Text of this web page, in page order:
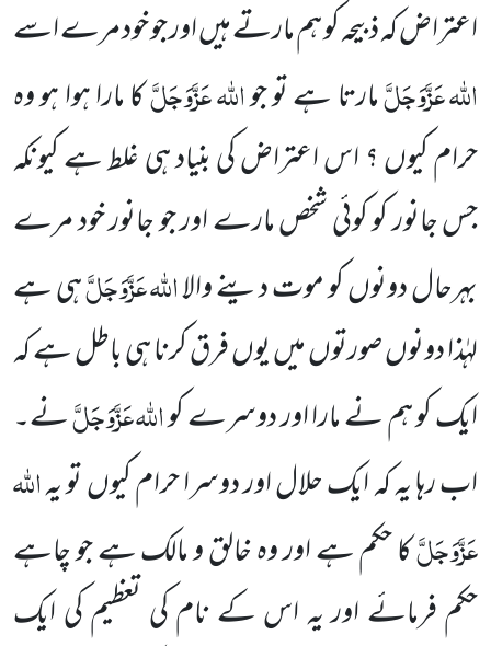
اعتراض کہ ذبیحہ کو ہم مارتے ہیں اور جو خود مرے اسے
اللہعَزَّوَجَلَّمارتا ہے تو جواللہعَزَّوَجَلَّکا مارا ہوا ہو وہ
حرام کیوں ؟ اس اعتراض کی بنیاد ہی غلط ہے کیونکہ
جس جانور کو کوئی شخص مارے اور جو جانور خود مرے
بہرحال دونوں کو موت دینے والااللہعَزَّوَجَلَّہی ہے
لہٰذا دونوں صورتوں میں یوں فرق کرنا ہی باطل ہے کہ
ایک کو ہم نے مارا اور دوسرے کواللہعَزَّوَجَلَّنے۔
اب رہا یہ کہ ایک حلال اور دوسرا حرام کیوں تو یہاللہ
عَزَّوَجَلَّکا حکم ہے اور وہ خالق و مالک ہے جو چاہے
حکم فرمائے اور یہ اس کے نام کی تعظیم کی ایک